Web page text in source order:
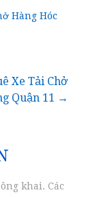
Hàng Hóc
Xe Tải Chở
Quận 11 →
khai. Các